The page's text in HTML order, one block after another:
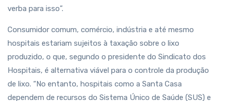
verba para isso”.
Consumidor comum, comércio, indústria e até mesmo
hospitais estariam sujeitos à taxação sobre o lixo
produzido, o que, segundo o presidente do Sindicato dos
Hospitais, é alternativa viável para o controle da produção
de lixo. “No entanto, hospitais como a Santa Casa
dependem de recursos do Sistema Único de Saúde (SUS) e